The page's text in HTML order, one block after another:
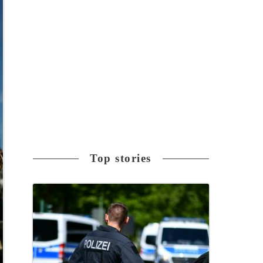
Top stories